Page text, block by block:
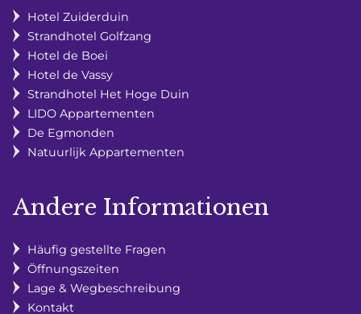
Hotel Zuiderduin
Strandhotel Golfzang
Hotel de Boei
Hotel de Vassy
Strandhotel Het Hoge Duin
LIDO Appartementen
De Egmonden
Natuurlijk Appartementen
Andere Informationen
Häufig gestellte Fragen
Öffnungszeiten
Lage & Wegbeschreibung
Kontakt